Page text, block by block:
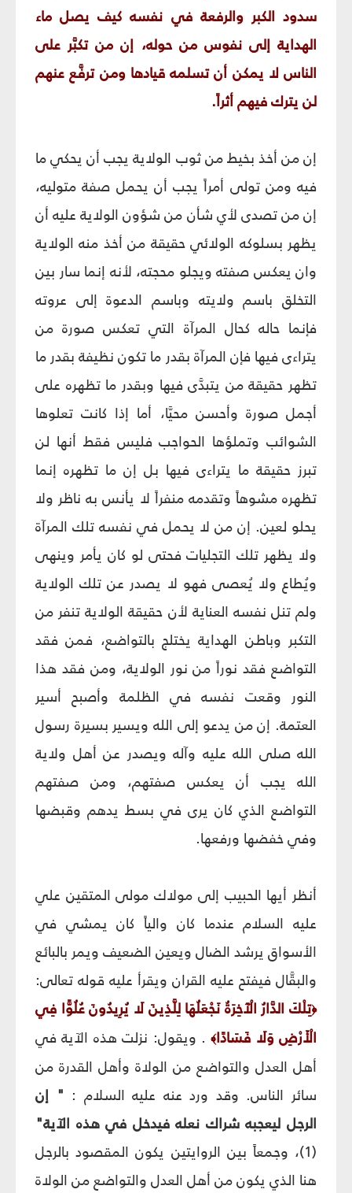
سدود الكبر والرفعة في نفسه كيف يصل ماء
الهداية إلى نفوس من حوله، إن من تكبَّر على
الناس لا يمكن أن تسلمه قيادها ومن ترفَّع عنهم
لن يترك فيهم أثراً.
إن من أخذ بخيط من ثوب الولاية يجب أن يحكي ما
فيه ومن تولى أمراً يجب أن يحمل صفة متوليه،
إن من تصدى لأي شأن من شؤون الولاية عليه أن
يظهر بسلوكه الولائي حقيقة من أخذ منه الولاية
وان يعكس صفته ويجلو محجته، لأنه إنما سار بين
التخلق باسم ولايته وباسم الدعوة إلى عروته
فإنما حاله كحال المرآة التي تعكس صورة من
يتراءى فيها فإن المرآة بقدر ما تكون نظيفة بقدر ما
تظهر حقيقة من يتبدَّى فيها وبقدر ما تظهره على
أجمل صورة وأحسن محيَّا، أما إذا كانت تعلوها
الشوائب وتملؤها الحواجب فليس فقط أنها لن
تبرز حقيقة ما يتراءى فيها بل إن ما تظهره إنما
تظهره مشوهاً وتقدمه منفراً لا يأنس به ناظر ولا
يحلو لعين. إن من لا يحمل في نفسه تلك المرآة
ولا يظهر تلك التجليات فحتى لو كان يأمر وينهى
ويُطاع ولا يُعصى فهو لا يصدر عن تلك الولاية
ولم تنل نفسه العناية لأن حقيقة الولاية تنفر من
التكبر وباطن الهداية يختلج بالتواضع، فمن فقد
التواضع فقد نوراً من نور الولاية، ومن فقد هذا
النور وقعت نفسه في الظلمة وأصبح أسير
العتمة. إن من يدعو إلى الله ويسير بسيرة رسول
الله صلى الله عليه وآله ويصدر عن أهل ولاية
الله يجب أن يعكس صفتهم، ومن صفتهم
التواضع الذي كان يرى في بسط يدهم وقبضها
وفي خفضها ورفعها.
أنظر أيها الحبيب إلى مولاك مولى المتقين علي
عليه السلام عندما كان والياً كان يمشي في
الأسواق يرشد الضال ويعين الضعيف ويمر بالبائع
والبقَّال فيفتح عليه القران ويقرأ عليه قوله تعالى:
﴿تِلْكَ الدَّارُ الْآَخِرَةُ نَجْعَلُهَا لِلَّذِينَ لَا يُرِيدُونَ عُلُوًّا فِي
الْأَرْضِ وَلَا فَسَادًا﴾. ويقول: نزلت هذه الآية في
أهل العدل والتواضع من الولاة وأهل القدرة من
سائر الناس. وقد ورد عنه عليه السلام : " إن
الرجل ليعجبه شراك نعله فيدخل في هذه الآية"
(1)، وجمعاً بين الروايتين يكون المقصود بالرجل
هنا الذي يكون من أهل العدل والتواضع من الولاة